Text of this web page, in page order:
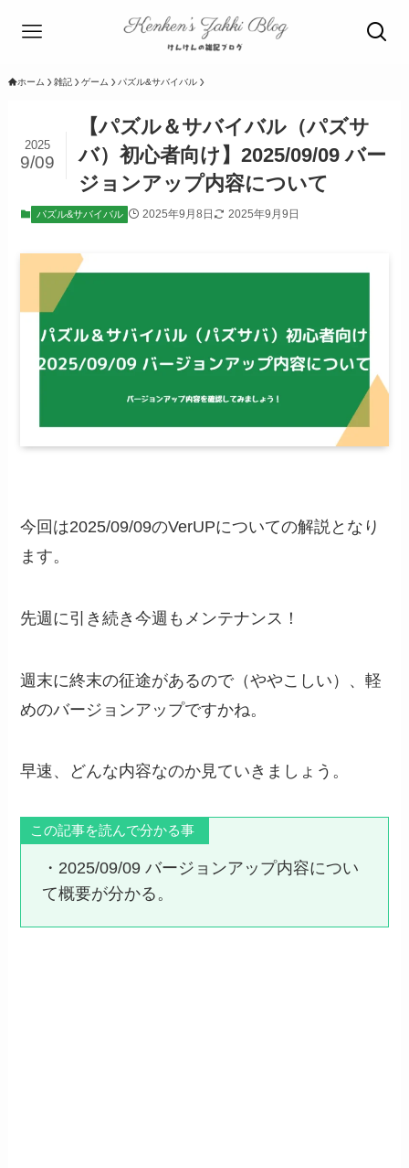
ホーム 雑記 ゲーム パズル&サバイバル
【パズル＆サバイバル（パズサ
バ）初心者向け】2025/09/09 バー
ジョンアップ内容について
2025
9/09
パズル&サバイバル 2025年9月8日 2025年9月9日
今回は2025/09/09のVerUPについての解説となり
ます。
先週に引き続き今週もメンテナンス！
週末に終末の征途があるので（ややこしい）、軽
めのバージョンアップですかね。
早速、どんな内容なのか見ていきましょう。
この記事を読んで分かる事
・2025/09/09 バージョンアップ内容につい
て概要が分かる。